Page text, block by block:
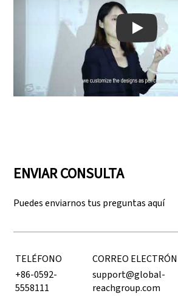
Play:
ENVIAR CONSULTA
Puedes enviarnos tus preguntas aquí
TELÉFONO
CORREO
+86-0592-
5558111
support@global-
reachgroup.com